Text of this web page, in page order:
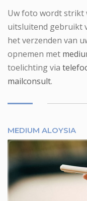
Uw foto wordt strikt
uitsluitend gebruikt
het verzenden van
opnemen met
toelichting via
mailconsult.
MEDIUM ALOYSIA